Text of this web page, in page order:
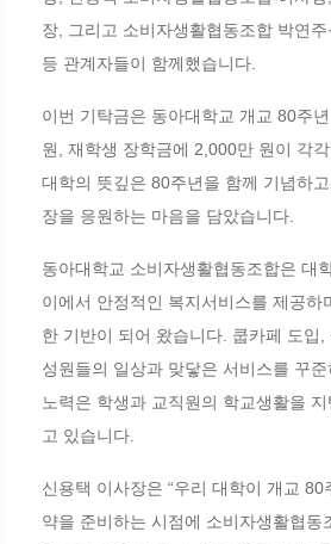
장, 그리고 소비자생활협동조합 박연주
등 관계자들이 함께했습니다.
이번 기탁금은 동아대학교 개교 80주
원, 재학생 장학금에 2,000만 원이 각
대학의 뜻깊은 80주년을 함께 기념하
장을 응원하는 마음을 담았습니다.
동아대학교 소비자생활협동조합은 대
이에서 안정적인 복지서비스를 제공하
한 기반이 되어 왔습니다. 쿱카페 도입
성원들의 일상과 맞닿은 서비스를 꾸
노력은 학생과 교직원의 학교생활을
고 있습니다.
신용택 이사장은 “우리 대학이 개교
약을 준비하는 시점에 소비자생활협동